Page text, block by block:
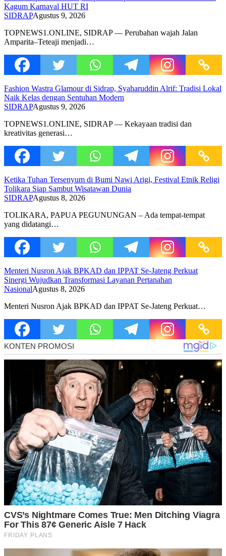
Kagum Karnaval HUT RI
SIDRAPAgustus 9, 2026
TOPNEWS1.ONLINE, SIDRAP — Perubahan wajah Jalan
Amparita–Teteaji menjadi…
Fashion Wastra Glamour di Sidrap, Syaharuddin Alrif: Tradisi Lokal
Naik Kelas dengan Sentuhan Modern
SIDRAPAgustus 9, 2026
TOPNEWS1.ONLINE, SIDRAP — Kekayaan tradisi dan
kreativitas generasi…
Ketika Tuhan Tersenyum di Bumi Nawi Arigi, Festival Etnik Religi
Tolikara Siap Sambut Wisatawan Dunia
SIDRAPAgustus 8, 2026
TOLIKARA, PAPUA PEGUNUNGAN – Ada tempat-tempat
yang didatangi…
Menteri Nusron Ajak BPKAD dan IPPAT Se-Jateng Perkuat
Sinergi Wujudkan Transformasi Layanan Pertanahan
NasionalAgustus 8, 2026
Menteri Nusron Ajak BPKAD dan IPPAT Se-Jateng Perkuat…